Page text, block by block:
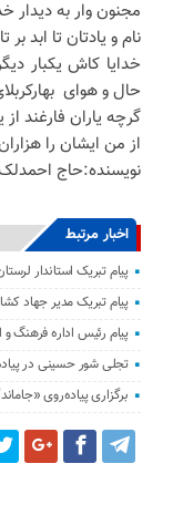
مجنون وار به دیدار
نام و یادتان تا ابد
خدایا کاش یکبار
حال و هوای بهارکربلای ۵ لیلایی
گرچه یاران فارغند از
از من ایشان را
نویسنده:حاج
اخبار مرتبط
پیام تبریک استاندار
پیام تبریک مدیر جهاد
پیام رئیس اداره فرهنگ و
تجلی شور حسینی در
برگزاری پیاده‌روی